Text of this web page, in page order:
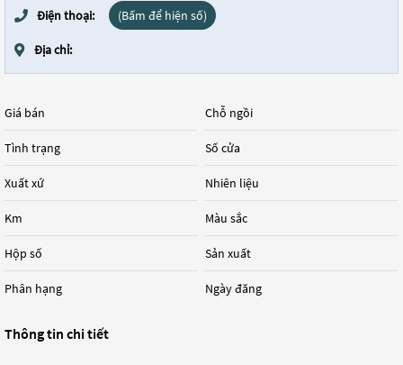
Điện thoại: (Bấm để hiện số)
Địa chỉ:
Giá bán
Tình trạng
Xuất xứ
Km
Hộp số
Phân hạng
Chỗ ngồi
Số cửa
Nhiên liệu
Màu sắc
Sản xuất
Ngày đăng
Thông tin chi tiết